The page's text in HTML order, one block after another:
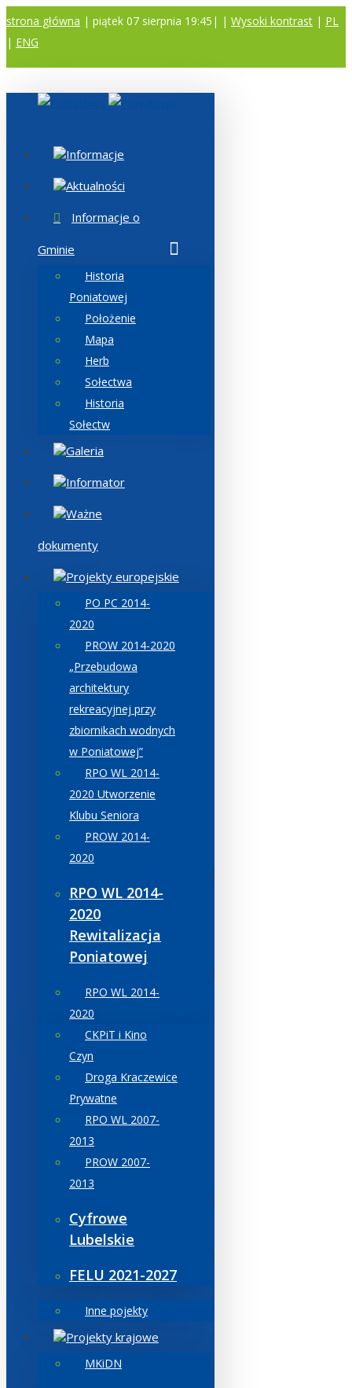
strona główna | piątek 07 sierpnia 19:45| | Wysoki kontrast | PL
| ENG
Informacje
Aktualności
Informacje o
Gminie
Historia
Poniatowej
Położenie
Mapa
Herb
Sołectwa
Historia
Sołectw
Galeria
Informator
Ważne
dokumenty
Projekty europejskie
PO PC 2014-
2020
PROW 2014-2020
„Przebudowa
architektury
rekreacyjnej przy
zbiornikach wodnych
w Poniatowej”
RPO WL 2014-
2020 Utworzenie
Klubu Seniora
PROW 2014-
2020
RPO WL 2014-
2020
Rewitalizacja
Poniatowej
RPO WL 2014-
2020
CKPiT i Kino
Czyn
Droga Kraczewice
Prywatne
RPO WL 2007-
2013
PROW 2007-
2013
Cyfrowe
Lubelskie
FELU 2021-2027
Inne pojekty
Projekty krajowe
MKiDN